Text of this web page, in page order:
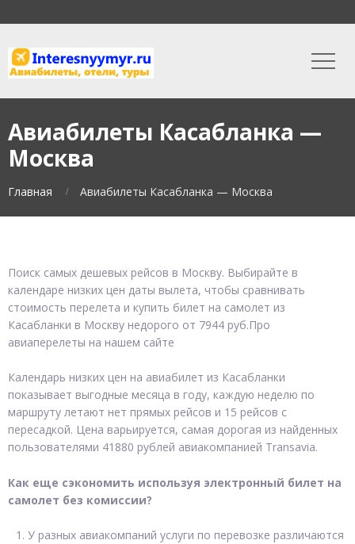
Авиабилеты Касабланка —
Москва
Главная Авиабилеты Касабланка — Москва
Поиск самых дешевых рейсов в Москву. Выбирайте в
календаре низких цен даты вылета, чтобы сравнивать
стоимость перелета и купить билет на самолет из
Касабланки в Москву недорого от 7944 руб.Про
авиаперелеты на нашем сайте
Календарь низких цен на авиабилет из Касабланки
показывает выгодные месяца в году, каждую неделю по
маршруту летают нет прямых рейсов и 15 рейсов с
пересадкой. Цена варьируется, самая дорогая из найденных
пользователями 41880 рублей авиакомпанией Transavia.
Как еще сэкономить используя электронный билет на
самолет без комиссии?
У разных авиакомпаний услуги по перевозке различаются